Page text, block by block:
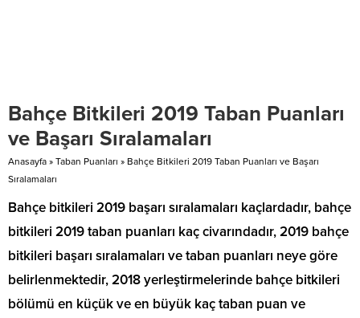
Bahçe Bitkileri 2019 Taban Puanları
ve Başarı Sıralamaları
Anasayfa » Taban Puanları » Bahçe Bitkileri 2019 Taban Puanları ve Başarı
Sıralamaları
Bahçe bitkileri 2019 başarı sıralamaları kaçlardadır, bahçe
bitkileri 2019 taban puanları kaç civarındadır, 2019 bahçe
bitkileri başarı sıralamaları ve taban puanları neye göre
belirlenmektedir, 2018 yerleştirmelerinde bahçe bitkileri
bölümü en küçük ve en büyük kaç taban puan ve